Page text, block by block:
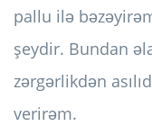
pallu ilə
şeydir. Bundan
zərgərlikdən
verirəm.